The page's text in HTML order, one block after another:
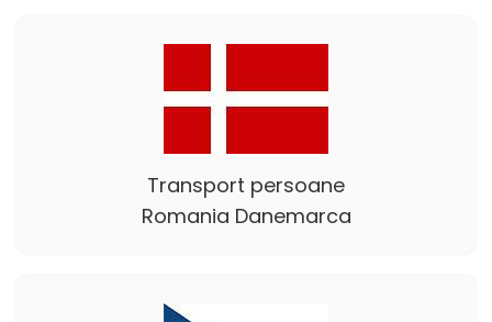
Transport persoane
Romania Danemarca